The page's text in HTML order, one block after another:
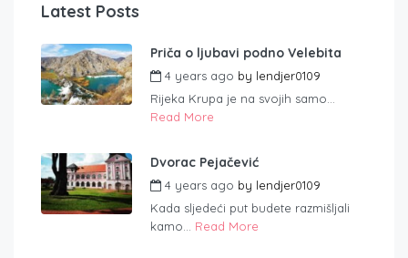
Latest Posts
Priča o ljubavi podno Velebita
4 years ago by lendjer0109
Rijeka Krupa je na svojih samo...
Read More
Dvorac Pejačević
4 years ago by lendjer0109
Kada sljedeći put budete razmišljali
kamo... Read More